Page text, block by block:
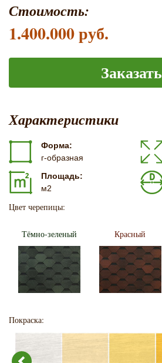
Стоимость:
1.400.000 руб.
Заказать
Характеристики
Форма:
г-образная
Площадь:
м2
Цвет черепицы:
Тёмно-зеленый Красный
Покраска: